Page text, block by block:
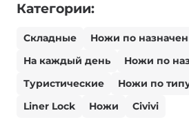
Категории:
Складные
Ножи по
На каждый день
Ножи по
Туристические
Ножи по
Liner Lock
Ножи Civivi